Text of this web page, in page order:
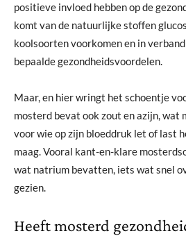
positieve invloed hebben op de
komt van de natuurlijke stoffen
koolsoorten voorkomen en in
bepaalde gezondheidsvoordelen.
Maar, en hier wringt het schoentje
mosterd bevat ook zout en azijn, wat
voor wie op zijn bloeddruk let of last
maag. Vooral kant-en-klare
wat natrium bevatten, iets wat snel
gezien.
Heeft mosterd